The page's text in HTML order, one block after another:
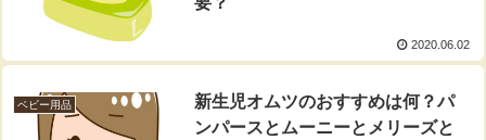
2020.06.02
ベビー用品
新生児オムツのおすすめは何？パ
ンパースとムーニーとメリーズと